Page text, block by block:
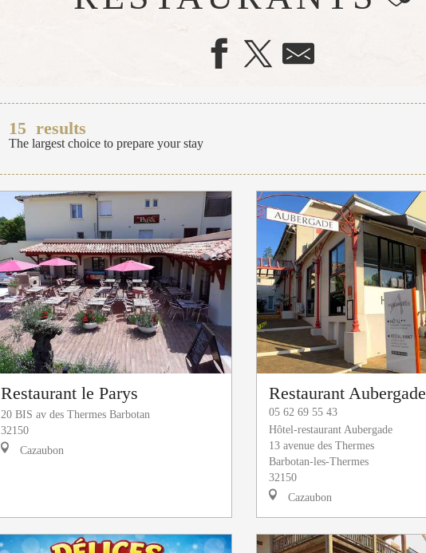
15 results
The largest choice to prepare your stay
Restaurant le Parys
20 BIS av des Thermes Barbotan
32150
Cazaubon
Restaurant Aubergade
05 62 69 55 43
Hôtel-restaurant Aubergade
13 avenue des Thermes
Barbotan-les-Thermes
32150
Cazaubon